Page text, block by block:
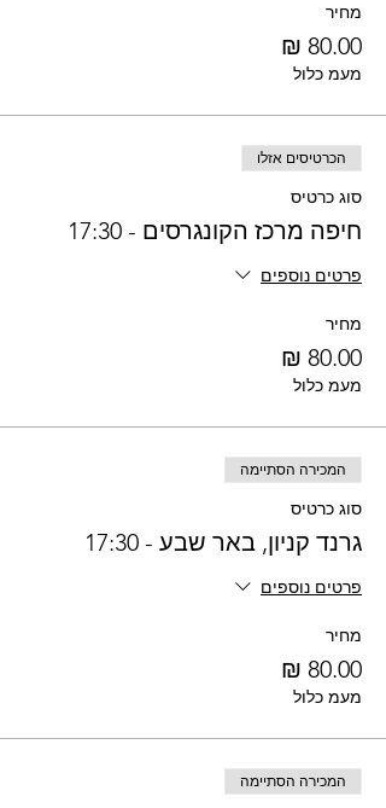
מחיר
מעמ כלול
הכרטיסים אזלו
סוג כרטיס
חיפה מרכז הקונגרסים - 17:30
פרטים נוספים
מחיר
מעמ כלול
המכירה הסתיימה
סוג כרטיס
גרנד קניון, באר שבע - 17:30
פרטים נוספים
מחיר
מעמ כלול
המכירה הסתיימה